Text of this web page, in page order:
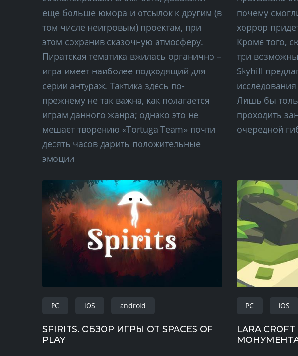
еще больше юмора и отсылок к другим (в
том числе неигровым) проектам, при
этом сохранив сказочную атмосферу.
Пиратская тематика вжилась органично –
игра имеет наиболее подходящий для
серии антураж. Тактика здесь по-
прежнему не так важна, как полагается
играм данного жанра; однако это не
мешает творению «Tortuga Team» почти
десять часов дарить положительные
эмоции
почему
хоррор
Кроме того,
три
Skyhill
Лишь бы
проходить
очередной
PC iOS android
SPIRITS. ОБЗОР ИГРЫ ОТ SPACES OF
PLAY
PC iOS
LARA